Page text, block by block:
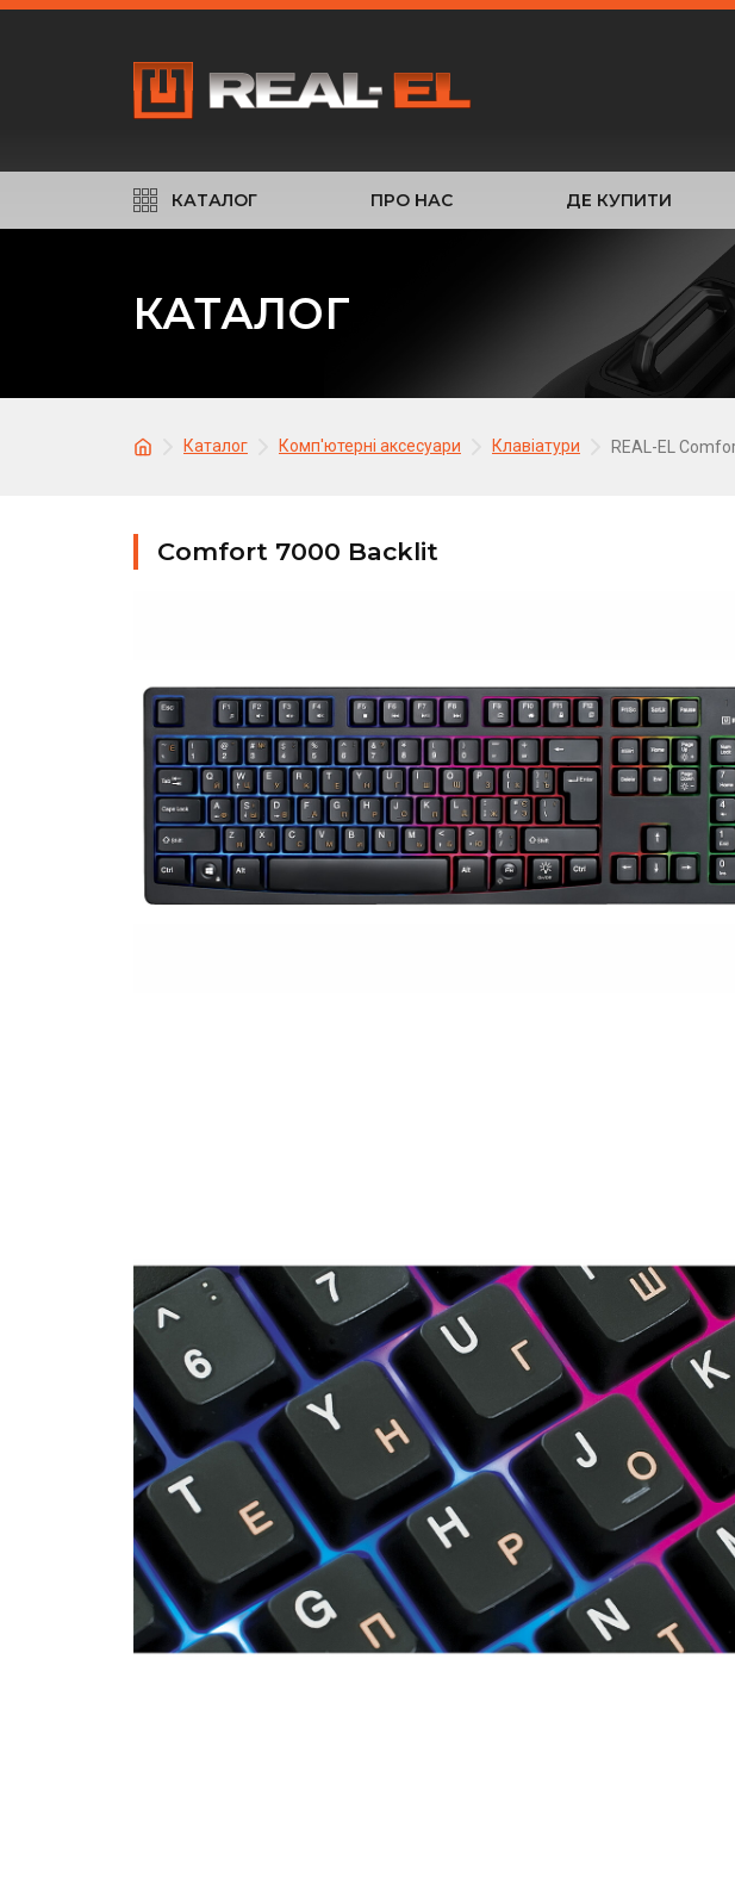
КАТАЛОГ ПРО НАС ДЕ КУПИТИ
КАТАЛОГ
Каталог Комп'ютерні аксесуари Клавіатури REAL-EL
Comfort 7000 Backlit